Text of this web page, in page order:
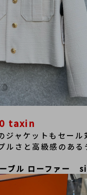
taxin
ャケットもセール
ルさと高級感のある
ブル ローファー　